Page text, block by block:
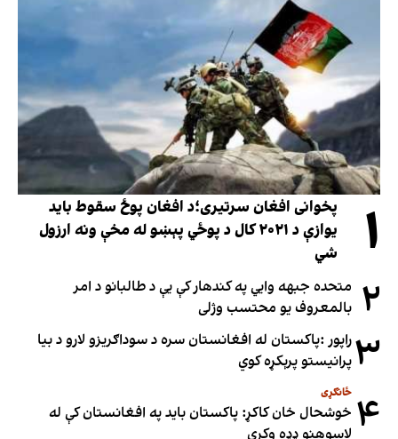
۱
پخوانی افغان سرتیری؛د افغان پوځ سقوط باید
یوازې د ۲۰۲۱ کال د پوځي پېښو له مخې ونه ارزول
شي
۲ متحده جبهه وايي په کندهار کې یې د طالبانو د امر
بالمعروف یو محتسب وژلی
۳راپور :پاکستان له افغانستان سره د سوداګریزو لارو د بیا
پرانیستو پرېکړه کوي
۴ ځانګړی
خوشحال خان کاکړ: پاکستان بايد په افغانستان کې له
لاسوهنو ډډه وکړي